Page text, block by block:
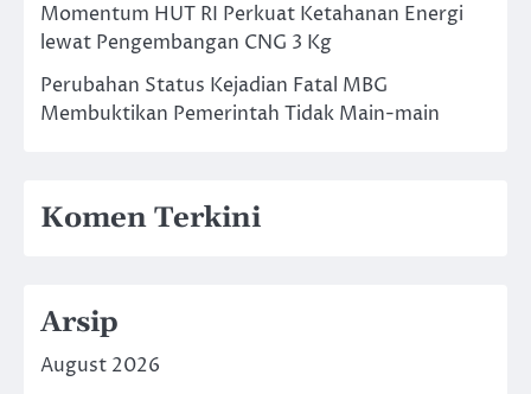
Momentum HUT RI Perkuat Ketahanan Energi
lewat Pengembangan CNG 3 Kg
Perubahan Status Kejadian Fatal MBG
Membuktikan Pemerintah Tidak Main-main
Komen Terkini
Arsip
August 2026